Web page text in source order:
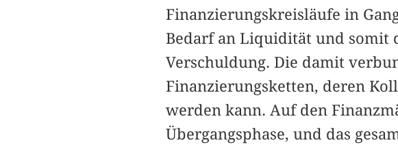
Finanzierungskreisläufe in
Bedarf an Liquidität und somit
Verschuldung. Die damit
Finanzierungsketten, deren
werden kann. Auf den
Übergangsphase, und das